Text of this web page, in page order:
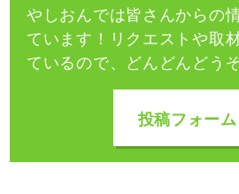
やしおんでは皆さんからの
ています！ リクエストや取
ているので、どんどんどうぞ
投稿フォー